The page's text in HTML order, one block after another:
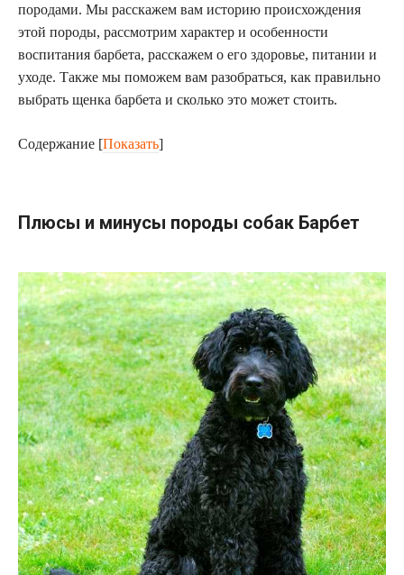
породами. Мы расскажем вам историю происхождения
этой породы, рассмотрим характер и особенности
воспитания барбета, расскажем о его здоровье, питании и
уходе. Также мы поможем вам разобраться, как правильно
выбрать щенка барбета и сколько это может стоить.
Содержание [Показать]
Плюсы и минусы породы собак Барбет